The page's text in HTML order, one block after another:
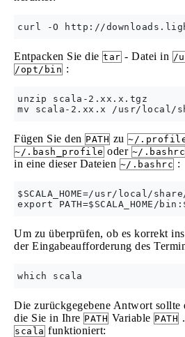
Entpacken Sie die tar - Datei in /
/opt/bin :
unzip scala-2.xx.x.tgz
Fügen Sie den PATH zu ~/
~/.bash_profile oder ~/.bashrc
in eine dieser Dateien ~/.bashrc :
$SCALA_HOME=/usr/local/
Um zu überprüfen, ob es korrekt
der Eingabeaufforderung des
Die zurückgegebene Antwort sollte
die Sie in Ihre PATH Variable PATH
scala funktioniert: